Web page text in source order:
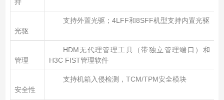
光驱
支持外置光驱；4LFF和8SFF机型支持内置光驱
管理
HDM无代理管理工具（带独立管理端口）和
H3C FIST管理软件
安全性
支持机箱入侵检测，TCM/TPM安全模块